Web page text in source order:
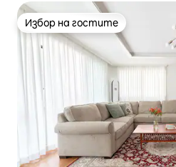
Избор на гостите
Избор на гостите